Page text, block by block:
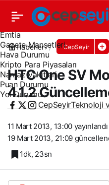
Covid 19
Döviz Kurları
Emtia
Gazete Manşetleri
Hava Durumu
Kripto Para Piyasaları
Namaz Vakitleri
Puan Durumu
Yol Durumu
CepSeyirTeknoloji
Haberler CepSeyir
HTC One SV
4.1.2
11 Mart 2013, 13:00yayınlandı
19 Mart 2013, 21:09
1dk, 23sn